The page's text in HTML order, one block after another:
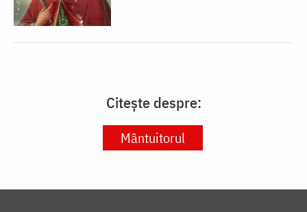
Citește despre:
Mântuitorul